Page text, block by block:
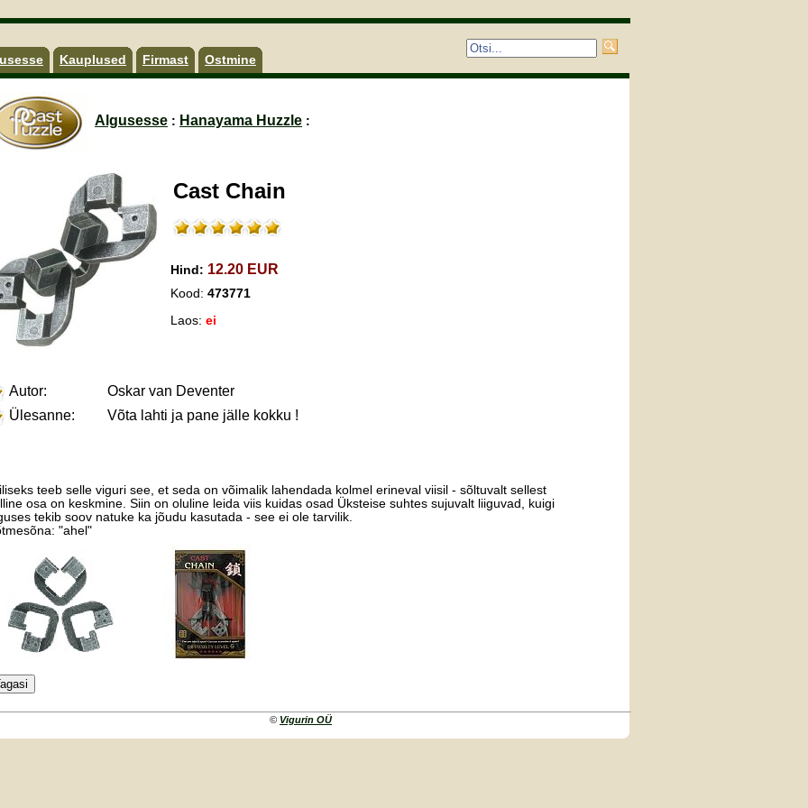
Kauplused Firmast Ostmine
Algusesse : Hanayama Huzzle :
Cast Chain
Hind: 12.20 EUR
Kood: 473771
Laos: ei
Autor:
Oskar van Deventer
Ülesanne:
Võta lahti ja pane jälle kokku !
teeb selle viguri see, et seda on võimalik lahendada kolmel erineval viisil - sõltuvalt sellest
osa on keskmine. Siin on oluline leida viis kuidas osad Üksteise suhtes sujuvalt liiguvad, kuigi
tekib soov natuke ka jõudu kasutada - see ei ole tarvilik.
"ahel"
© Vigurin OÜ